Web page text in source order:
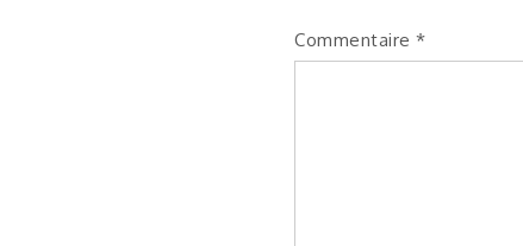
Commentaire *